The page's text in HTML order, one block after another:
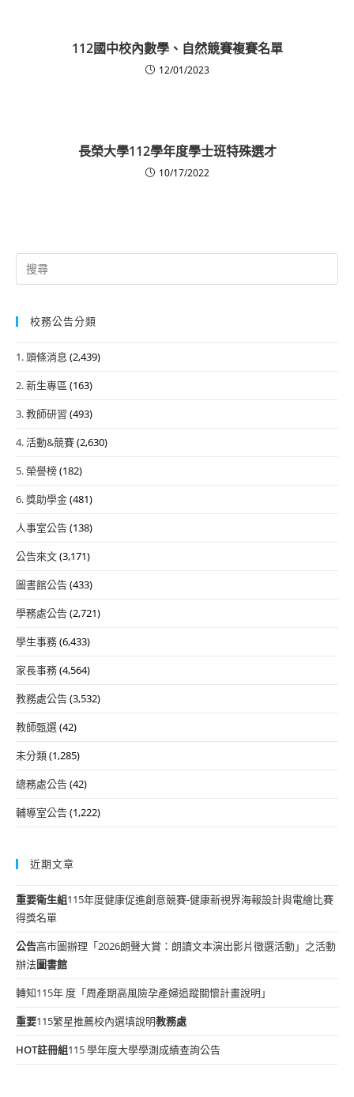
112國中校內數學、自然競賽複賽名單
12/01/2023
長榮大學112學年度學士班特殊選才
10/17/2022
Search
for:
校務公告分類
1. 頭條消息 (2,439)
2. 新生專區 (163)
3. 教師研習 (493)
4. 活動&競賽(2,630)
5. 榮譽榜(182)
6. 獎助學金(481)
人事室公告(138)
公告來文(3,171)
圖書館公告(433)
學務處公告(2,721)
學生事務(6,433)
家長事務(4,564)
教務處公告(3,532)
教師甄選(42)
未分類(1,285)
總務處公告(42)
輔導室公告(1,222)
近期文章
重要衛生組115年度健康促進創意競賽-健康新視界海報設計與電繪比賽
得獎名單
公告高市圖辦理「2026朗聲大賞：朗讀文本演出影片徵選活動」之活動
辦法圖書館
轉知115年 度「周產期高風險孕產婦追蹤關懷計畫說明」
重要115繁星推薦校內選填說明教務處
HOT註冊組115 學年度大學學測成績查詢公告